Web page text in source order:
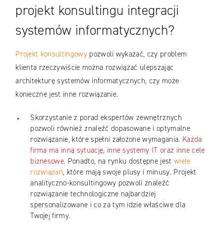
projekt konsultingu integracji
systemów informatycznych?
Projekt konsultingowypozwoli wykazać, czy problem
klienta rzeczywiście można rozwiązać ulepszając
architekturę systemów informatycznych, czy może
konieczne jest inne rozwiązanie.
Skorzystanie z porad ekspertów zewnętrznych
pozwoli również znaleźć dopasowane i optymalne
rozwiązanie, które spełni założone wymagania. Każda
firma ma inną sytuację, inne systemy IT oraz inne cele
biznesowe. Ponadto, na rynku dostępne jest wiele
rozwiązań, które mają swoje plusy i minusy. Projekt
analityczno-konsultingowy pozwoli znaleźć
rozwiązanie technologiczne najbardziej
spersonalizowane i co za tym idzie właściwe dla
Twojej firmy.